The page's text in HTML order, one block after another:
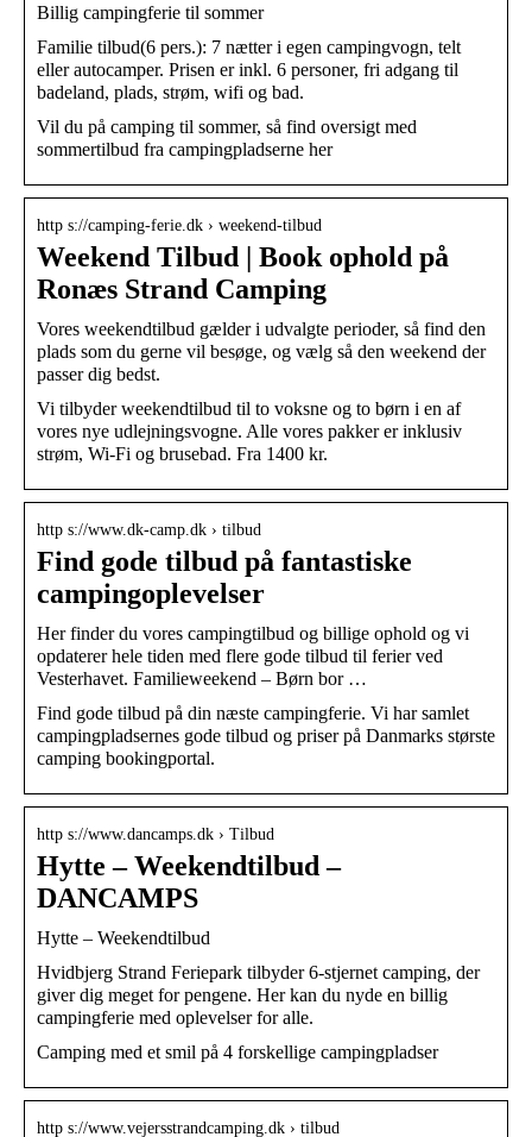
Billig campingferie til sommer
Familie tilbud(6 pers.): 7 nætter i egen campingvogn, telt
eller autocamper. Prisen er inkl. 6 personer, fri adgang til
badeland, plads, strøm, wifi og bad.
Vil du på camping til sommer, så find oversigt med
sommertilbud fra campingpladserne her
http s://camping-ferie.dk › weekend-tilbud
Weekend Tilbud | Book ophold på
Ronæs Strand Camping
Vores weekendtilbud gælder i udvalgte perioder, så find den
plads som du gerne vil besøge, og vælg så den weekend der
passer dig bedst.
Vi tilbyder weekendtilbud til to voksne og to børn i en af
vores nye udlejningsvogne. Alle vores pakker er inklusiv
strøm, Wi-Fi og brusebad. Fra 1400 kr.
http s://www.dk-camp.dk › tilbud
Find gode tilbud på fantastiske
campingoplevelser
Her finder du vores campingtilbud og billige ophold og vi
opdaterer hele tiden med flere gode tilbud til ferier ved
Vesterhavet. Familieweekend – Børn bor …
Find gode tilbud på din næste campingferie. Vi har samlet
campingpladsernes gode tilbud og priser på Danmarks største
camping bookingportal.
http s://www.dancamps.dk › Tilbud
Hytte – Weekendtilbud –
DANCAMPS
Hytte – Weekendtilbud
Hvidbjerg Strand Feriepark tilbyder 6-stjernet camping, der
giver dig meget for pengene. Her kan du nyde en billig
campingferie med oplevelser for alle.
Camping med et smil på 4 forskellige campingpladser
http s://www.vejersstrandcamping.dk › tilbud